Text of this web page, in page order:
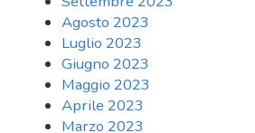
Agosto 2023
Luglio 2023
Giugno 2023
Maggio 2023
Aprile 2023
Marzo 2023